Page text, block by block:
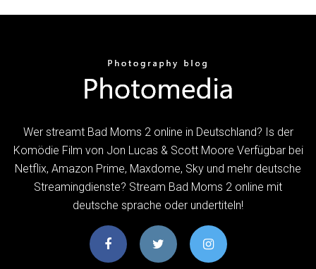
Wer streamt Bad Moms 2 online in Deutschland? Is der
Komödie Film von Jon Lucas & Scott Moore Verfügbar bei
Netflix, Amazon Prime, Maxdome, Sky und mehr deutsche
Streamingdienste? Stream Bad Moms 2 online mit
deutsche sprache oder undertiteln!